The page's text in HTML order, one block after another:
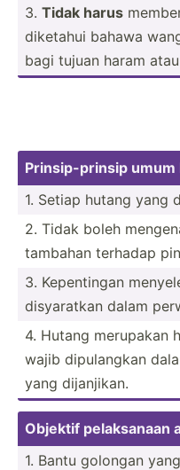
3. Tidak harus
diketahui bahawa
bagi tujuan haram
Prinsi­p-p­rinsip
1. Setiap hutang yang
2. Tidak boleh
tambahan terhadap
3. Kepent­ingan
disyar­atkan dalam
4. Hutang merupakan
wajib dipula­ngkan
yang dijanj­ikan.
Objektif pelaks­anaan
1. Bantu golongan